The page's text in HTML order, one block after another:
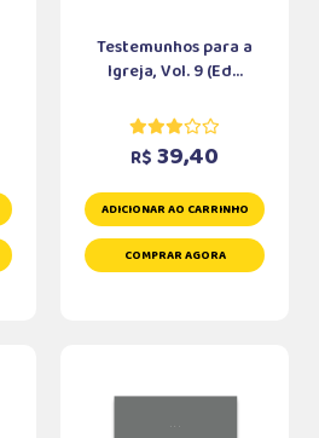
Testemunhos para a
Igreja, Vol. 9 (Ed...
R$ 39,40
ADICIONAR AO CARRINHO
COMPRAR AGORA